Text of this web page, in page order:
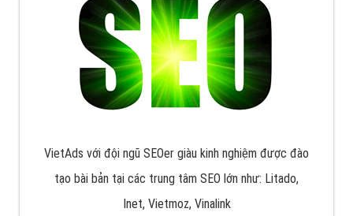
VietAds với đội ngũ SEOer giàu kinh nghiệm được đào
tạo bài bản tại các trung tâm SEO lớn như: Litado,
Inet, Vietmoz, Vinalink